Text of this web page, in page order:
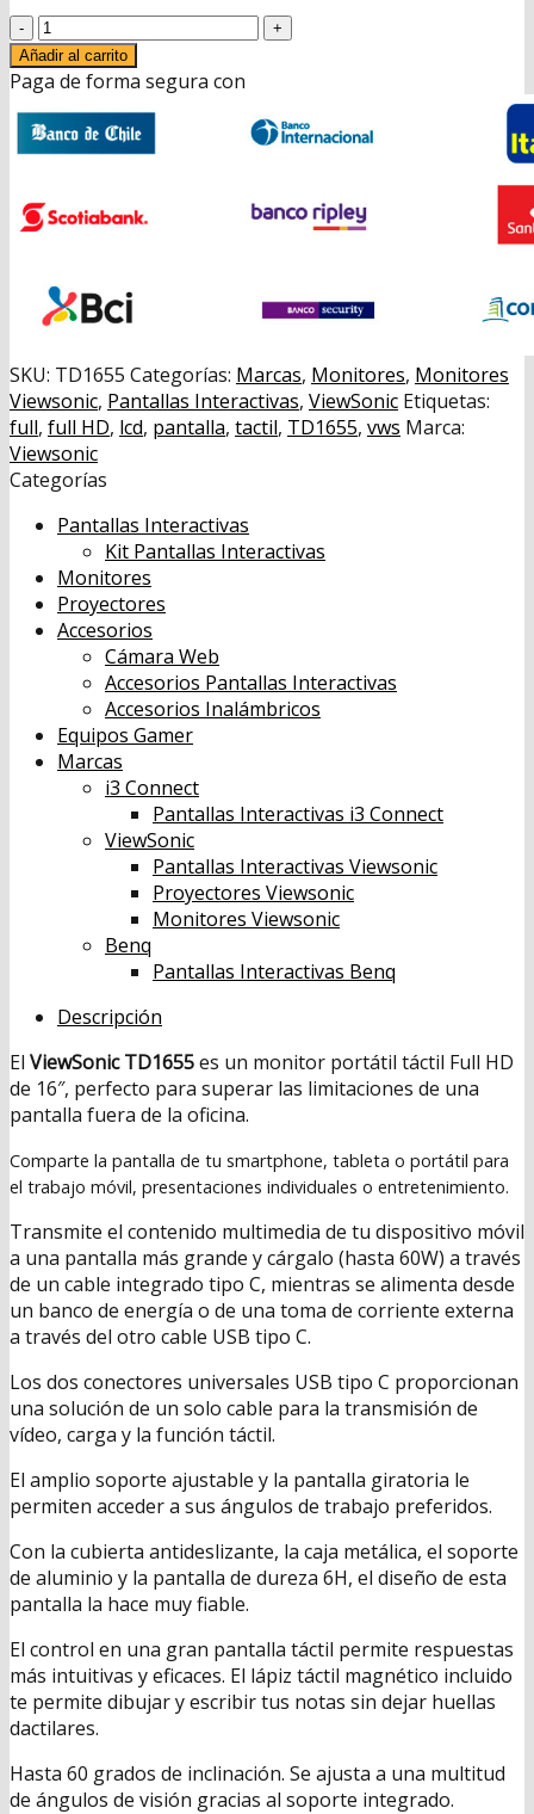
original
era:
$399.990.
actual
$369.990.
Monitor
Portátil
Táctil
VWS
16"
Añadir al carrito
Paga de forma segura con
SKU: TD1655 Categorías: Marcas, Monitores, Monitores
Viewsonic, Pantallas Interactivas, ViewSonic Etiquetas:
full, full HD, lcd, pantalla, tactil, TD1655, vws Marca:
Viewsonic
Categorías
Pantallas Interactivas
Kit Pantallas Interactivas
Monitores
Proyectores
Accesorios
Cámara Web
Accesorios Pantallas Interactivas
Accesorios Inalámbricos
Equipos Gamer
Marcas
i3 Connect
Pantallas Interactivas i3 Connect
ViewSonic
Pantallas Interactivas Viewsonic
Proyectores Viewsonic
Monitores Viewsonic
Benq
Pantallas Interactivas Benq
Descripción
El ViewSonic TD1655es un monitor portátil táctil Full HD
de 16″, perfecto para superar las limitaciones de una
pantalla fuera de la oficina.
Comparte la pantalla de tu smartphone, tableta o portátil para
el trabajo móvil, presentaciones individuales o entretenimiento.
Transmite el contenido multimedia de tu dispositivo móvil
a una pantalla más grande y cárgalo (hasta 60W) a través
de un cable integrado tipo C, mientras se alimenta desde
un banco de energía o de una toma de corriente externa
a través del otro cable USB tipo C.
Los dos conectores universales USB tipo C proporcionan
una solución de un solo cable para la transmisión de
vídeo, carga y la función táctil.
El amplio soporte ajustable y la pantalla giratoria le
permiten acceder a sus ángulos de trabajo preferidos.
Con la cubierta antideslizante, la caja metálica, el soporte
de aluminio y la pantalla de dureza 6H, el diseño de esta
pantalla la hace muy fiable.
El control en una gran pantalla táctil permite respuestas
más intuitivas y eficaces. El lápiz táctil magnético incluido
te permite dibujar y escribir tus notas sin dejar huellas
dactilares.
Hasta 60 grados de inclinación. Se ajusta a una multitud
de ángulos de visión gracias al soporte integrado.